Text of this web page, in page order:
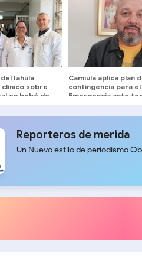
Iahula
clínico sobre
en bebé de
Camiula aplica plan
contingencia para
Emergencia ante
Reporteros de merida
Un Nuevo estilo de periodismo